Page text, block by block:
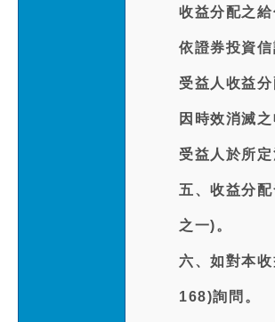
收益分配之
依證券投資
受益人收益
因時效消滅
受益人於所
五、收益分
之一)。
六、如對本
168)詢問。